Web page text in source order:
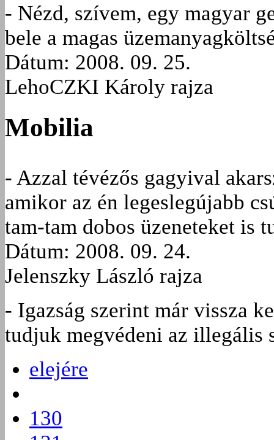
- Nézd, szívem, egy magyar
bele a magas
Dátum: 2008. 09. 25.
LehoCZKI Károly rajza
Mobilia
- Azzal tévézős gagyival
amikor az én legeslegújabb
tam-tam dobos üzeneteket is
Dátum: 2008. 09. 24.
Jelenszky László rajza
- Igazság szerint már vissza
tudjuk megvédeni az illegális
elejére
130